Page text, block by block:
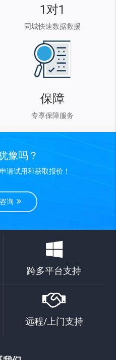
1对1
同城快速数据救援
保障
专享保障服务
豫吗？
请试用和获取报价！
询
跨多平台支持
远程/上门支持